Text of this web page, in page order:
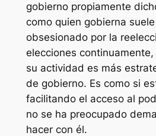
gobierno propiamente
como quien gobierna
obsesionado por la
elecciones
su actividad es más
de gobierno. Es como si
facilitando el acceso al
no se ha preocupado
hacer con él.